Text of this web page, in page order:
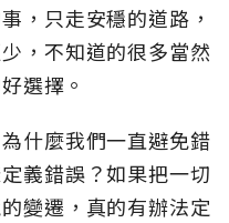
，只走安穩的道路，
，不知道的很多當然
選擇。
什麼我們一直避免錯
義錯誤？如果把一切
變遷，真的有辦法定